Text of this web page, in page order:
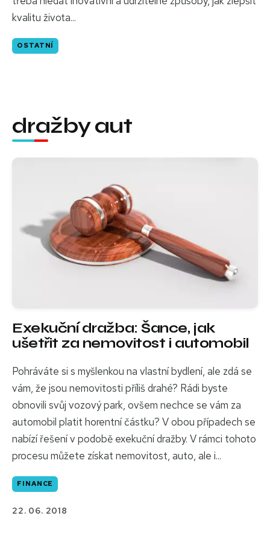
kvalitu života...
OSTATNÍ
dražby aut
Exekuční dražba: Šance, jak
ušetřit za nemovitost i automobil
Pohráváte si s myšlenkou na vlastní bydlení, ale zdá se
vám, že jsou nemovitosti příliš drahé? Rádi byste
obnovili svůj vozový park, ovšem nechce se vám za
automobil platit horentní částku? V obou případech se
nabízí řešení v podobě exekuční dražby. V rámci tohoto
procesu můžete získat nemovitost, auto, ale i...
FINANCE
22. 06. 2018